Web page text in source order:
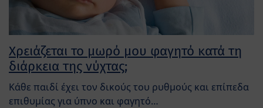
Χρειάζεται το μωρό μου φαγητό κατά τη
διάρκεια της νύχτας;
Κάθε παιδί έχει τον δικούς του ρυθμούς και επίπεδα
επιθυμίας για ύπνο και φαγητό…